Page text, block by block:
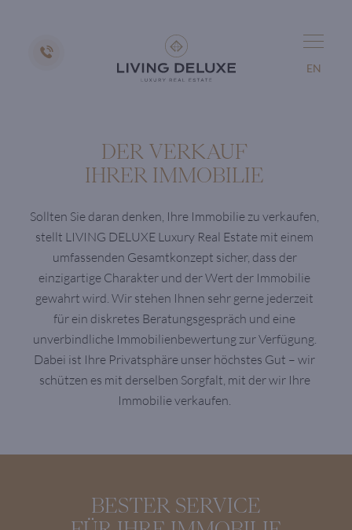
EN
DER VERKAUF
IHRER IMMOBILIE
Sollten Sie daran denken, Ihre Immobilie zu verkaufen,
stellt LIVING DELUXE Luxury Real Estate mit einem
umfassenden Gesamtkonzept sicher, dass der
einzigartige Charakter und der Wert der Immobilie
gewahrt wird. Wir stehen Ihnen sehr gerne jederzeit
für ein diskretes Beratungsgespräch und eine
unverbindliche Immobilienbewertung zur Verfügung.
Dabei ist Ihre Privatsphäre unser höchstes Gut – wir
schützen es mit derselben Sorgfalt, mit der wir Ihre
Immobilie verkaufen.
BESTER SERVICE